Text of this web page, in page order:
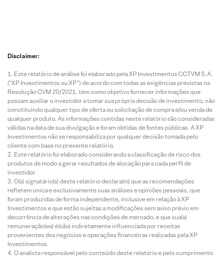
Disclaimer:
Este relatório de análise foi elaborado pela XP Investimentos CCTVM S.A.
(“XP Investimentos ou XP”) de acordo com todas as exigências previstas na
Resolução CVM 20/2021, tem como objetivo fornecer informações que
possam auxiliar o investidor a tomar sua própria decisão de investimento, não
constituindo qualquer tipo de oferta ou solicitação de compra e/ou venda de
qualquer produto. As informações contidas neste relatório são consideradas
válidas na data de sua divulgação e foram obtidas de fontes públicas. A XP
Investimentos não se responsabiliza por qualquer decisão tomada pelo
cliente com base no presente relatório.
Este relatório foi elaborado considerando a classificação de risco dos
produtos de modo a gerar resultados de alocação para cada perfil de
investidor.
O(s) signatário(s) deste relatório declara(m) que as recomendações
refletem única e exclusivamente suas análises e opiniões pessoais, que
foram produzidas de forma independente, inclusive em relação à XP
Investimentos e que estão sujeitas a modificações sem aviso prévio em
decorrência de alterações nas condições de mercado, e que sua(s)
remuneração(es) é(são) indiretamente influenciada por receitas
provenientes dos negócios e operações financeiras realizadas pela XP
Investimentos.
O analista responsável pelo conteúdo deste relatório e pelo cumprimento